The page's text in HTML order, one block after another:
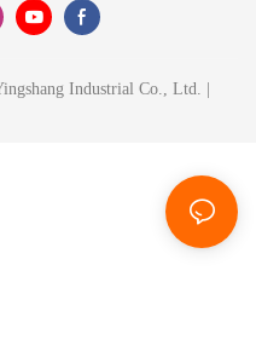
Industrial Co., Ltd. |